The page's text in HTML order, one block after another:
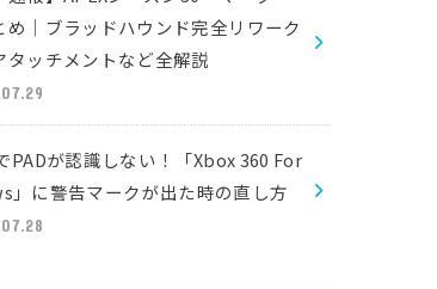
め｜ブラッドハウンド完全リワーク
タッチメントなど全解説
PADが認識しない！「Xbox 360 For
」に警告マークが出た時の直し方